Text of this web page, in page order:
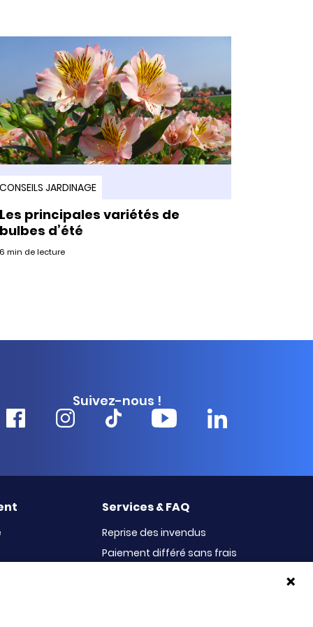
CONSEILS JARDINAGE
Les principales variétés de
bulbes d’été
6 min de lecture
Suivez-nous !
Services & FAQ
Reprise des invendus
Paiement différé sans frais